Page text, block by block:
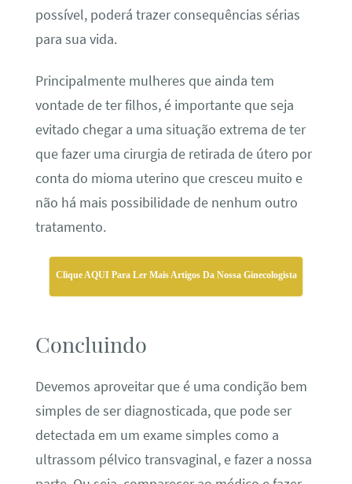
possível, poderá trazer consequências sérias
para sua vida.
Principalmente mulheres que ainda tem
vontade de ter filhos, é importante que seja
evitado chegar a uma situação extrema de ter
que fazer uma cirurgia de retirada de útero por
conta do mioma uterino que cresceu muito e
não há mais possibilidade de nenhum outro
tratamento.
Clique AQUI Para Ler Mais Artigos Da Nossa Ginecologista
Concluindo
Devemos aproveitar que é uma condição bem
simples de ser diagnosticada, que pode ser
detectada em um exame simples como a
ultrassom pélvico transvaginal, e fazer a nossa